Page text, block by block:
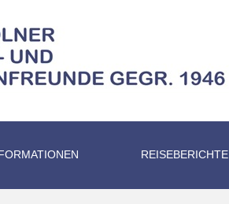
REISEBERICHTE